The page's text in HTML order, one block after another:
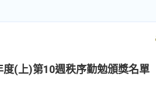
度(上)第10週秩序勤勉頒獎名單